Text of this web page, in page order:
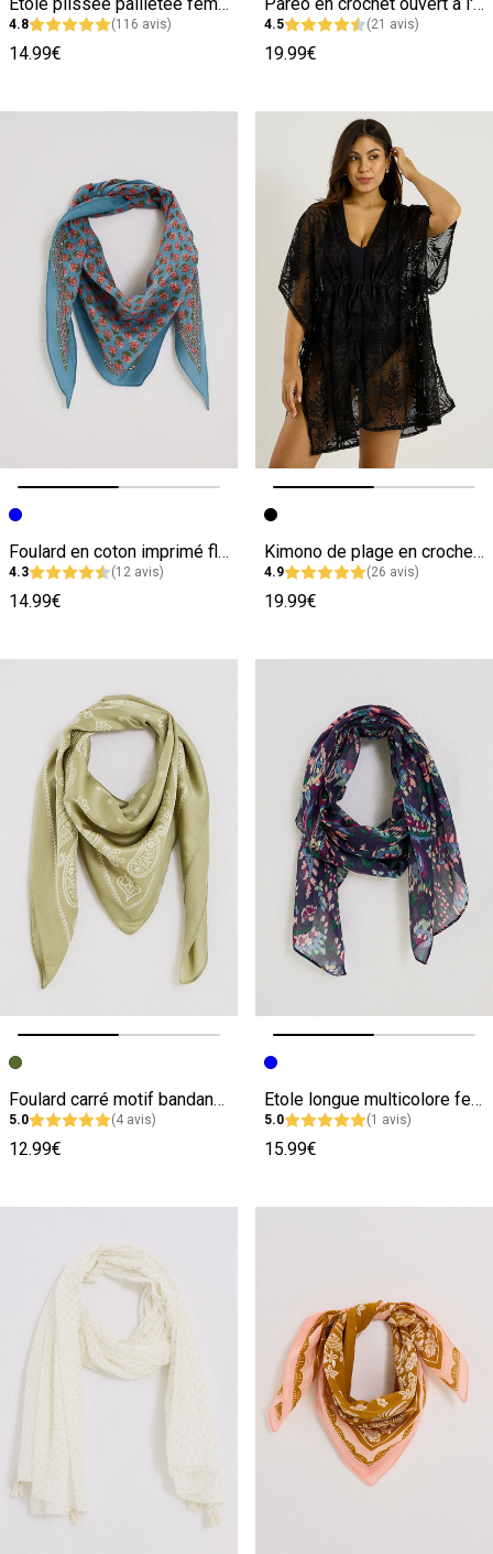
4.8 (116 avis)
14.99€
4.5 (21 avis)
19.99€
Image précédente
Image suivante
Foulard en coton imprimé fleuri femme
4.3 (12 avis)
14.99€
Image précédente
Image suivante
Kimono de plage en crochet femme
4.9 (26 avis)
19.99€
Image précédente
Image suivante
Foulard carré motif bandana femme
5.0 (4 avis)
12.99€
Image précédente
Image suivante
Etole longue multicolore femme
5.0 (1 avis)
15.99€